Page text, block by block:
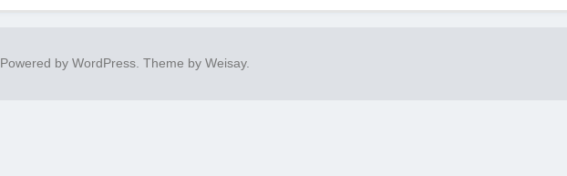
Powered by WordPress . Theme by Weisay.